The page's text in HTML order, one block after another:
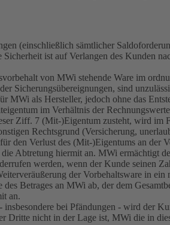
(einschließlich sämtlicher
ist auf Verlangen des Kunden
von MWi stehende Ware im
Sicherungsübereignungen, sind
MWi als Hersteller, jedoch ohne das
im Verhältnis der
Ziff. 7 (Mit-)Eigentum zusteht, wird im
Rechtsgrund (Versicherung,
den Verlust des (Mit-)Eigentums an
Abtretung hiermit an. MWi ermächtigt
werden, wenn der Kunde seinen
der Vorbehaltsware in
Betrages an MWi ab, der dem
an.
bei Pfändungen - wird der
Dritte nicht in der Lage ist, MWi die in